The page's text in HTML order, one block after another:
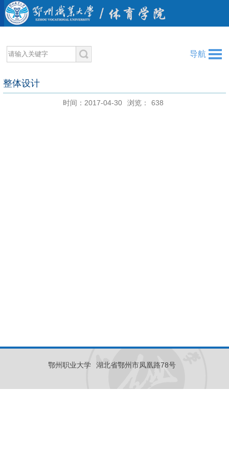
导航
整体设计
时间：2017-04-30 浏览： 638
鄂州职业大学 湖北省鄂州市凤凰路78号